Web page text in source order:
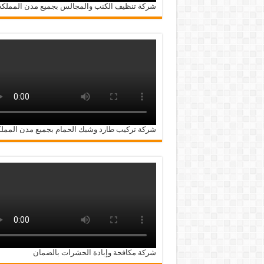
شركة تنظيف الكنب والمجالس بجميع مدن
شركة تركيب طارد وشبك الحمام بجميع مدن
شركة مكافحة وإبادة الحشرات بالضمان